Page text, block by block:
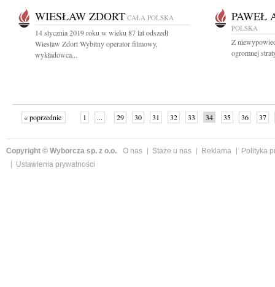
WIESŁAW ZDORT CAŁA POLSKA
14 stycznia 2019 roku w wieku 87 lat odszedł
Wiesław Zdort Wybitny operator filmowy,
wykładowca...
PAWEŁ
POLSKA
Z
ogromnej
« poprzednie 1 ... 29 30 31 32 33 34 35 36
37
Copyright © Wyborcza sp. z o.o. O nas Staże u nas Reklama
Polityka
Ustawienia prywatności